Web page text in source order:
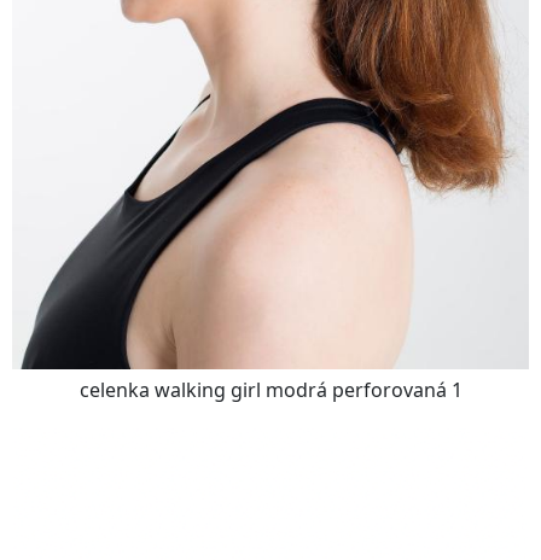
celenka walking girl modrá perforovaná 1